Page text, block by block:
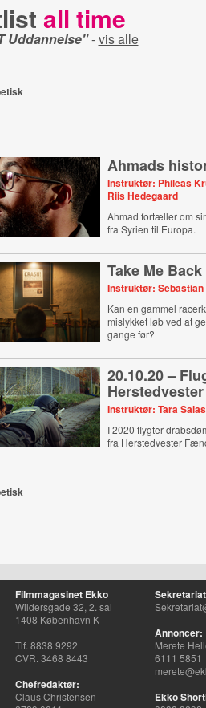
all time
Uddannelse"-vis alle
Ahmads
Instruktør: Phileas
Riis Hedegaard
Ahmad fortæller om
fra Syrien til Europa.
Take Me Back
Instruktør: Sebastian
Kan en gammel
mislykket løb ved at
gange før?
20.10.20 –
Herstedvester
Instruktør: Tara Salas
I 2020 flygter
fra Herstedvester
Filmmagasinet Ekko
Wildersgade 32, 2. sal
1408 København K
Tlf. 8838 9292
CVR. 3468 8443
Chefredaktør:
Claus Christensen
Annoncer:
Merete
6111 5851
Ekko